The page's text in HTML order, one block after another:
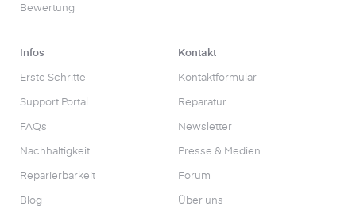
Bewertung
Infos
Erste Schritte
Support Portal
FAQs
Nachhaltigkeit
Reparierbarkeit
Blog
Kontakt
Kontaktformular
Reparatur
Newsletter
Presse & Medien
Forum
Über uns